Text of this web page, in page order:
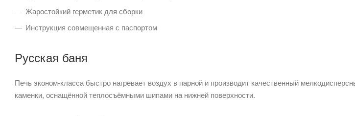
Жаростойкий герметик для сборки
Инструкция совмещенная с паспортом
Русская баня
Печь эконом-класса быстро нагревает воздух в парной и производит качественный
каменки, оснащённой теплосъёмными шипами на нижней поверхности.